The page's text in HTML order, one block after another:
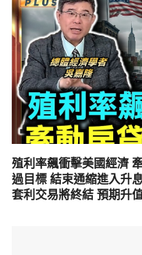
殖利率飆衝擊美國經濟
過目標 結束通縮進入升
套利交易將終結 預期升